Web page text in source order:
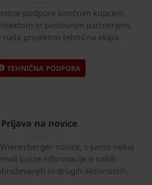
podpore končnim kupcem,
in poslovnim partnerjem,
naša projektno tehnična ekipa.
TEHNIČNA PODPORA
Prijava na novice
novice, s samo nekaj
boste informacije o naših
in drugih aktivnostih.